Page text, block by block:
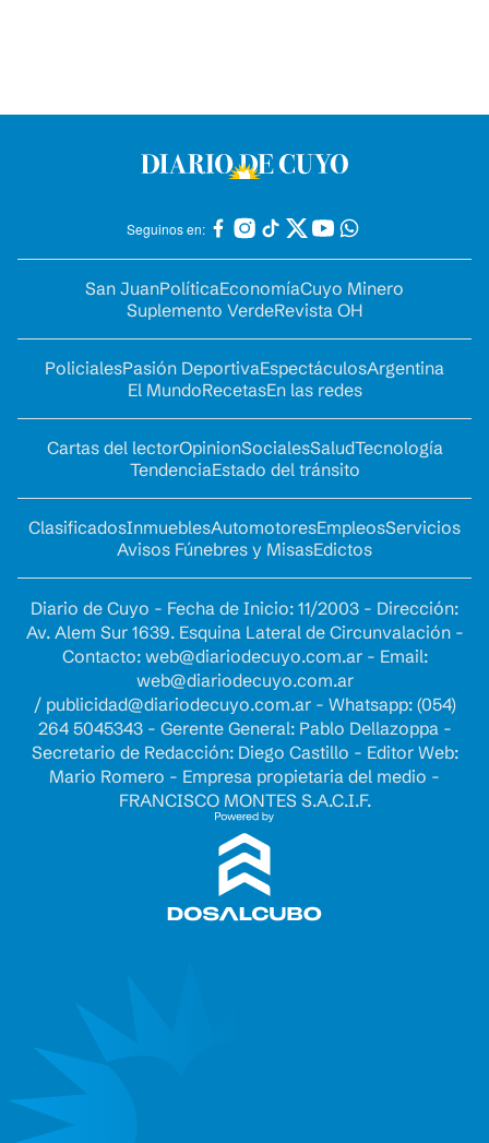
Seguinos en:
San JuanPolíticaEconomíaCuyo Minero
Suplemento VerdeRevista OH
PolicialesPasión DeportivaEspectáculosArgentina
El MundoRecetasEn las redes
Cartas del lectorOpinionSocialesSaludTecnología
TendenciaEstado del tránsito
ClasificadosInmueblesAutomotoresEmpleosServicios
Avisos Fúnebres y MisasEdictos
Diario de Cuyo - Fecha de Inicio: 11/2003 - Dirección:
Av. Alem Sur 1639. Esquina Lateral de Circunvalación -
Contacto: web@diariodecuyo.com.ar- Email:
web@diariodecuyo.com.ar
/ publicidad@diariodecuyo.com.ar- Whatsapp: (054)
264 5045343 - Gerente General: Pablo Dellazoppa -
Secretario de Redacción: Diego Castillo - Editor Web:
Mario Romero - Empresa propietaria del medio -
FRANCISCO MONTES S.A.C.I.F.